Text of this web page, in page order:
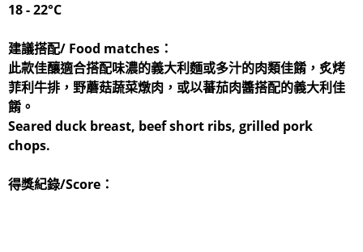
18 - 22°C
建議搭配/ Food matches：
此款佳釀適合搭配味濃的義大利麵或多汁的肉類佳餚，炙烤
菲利牛排，野蘑菇蔬菜燉肉，或以蕃茄肉醬搭配的義大利佳
餚。
Seared duck breast, beef short ribs, grilled pork
chops.
得獎紀錄/Score：